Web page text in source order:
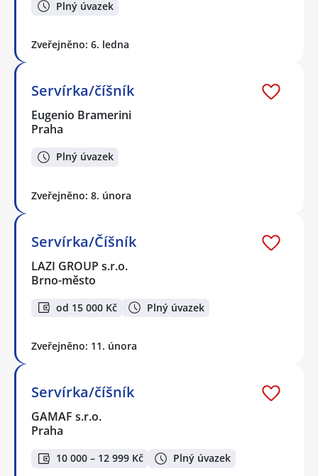
Plný úvazek
Zveřejněno: 6. ledna
Servírka/číšník
Eugenio Bramerini
Praha
Plný úvazek
Zveřejněno: 8. února
Servírka/Číšník
LAZI GROUP s.r.o.
Brno-město
od 15 000 Kč Plný úvazek
Zveřejněno: 11. února
Servírka/číšník
GAMAF s.r.o.
Praha
10 000 – 12 999 Kč Plný úvazek